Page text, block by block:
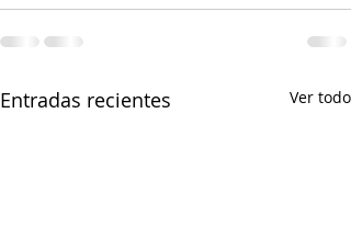
Entradas recientes Ver todo